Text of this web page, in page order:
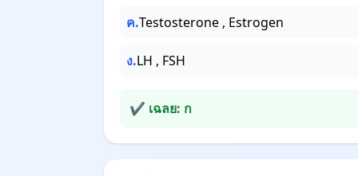
ค.Testosterone , Estrogen
ง.LH , FSH
✔ เฉลย: ก